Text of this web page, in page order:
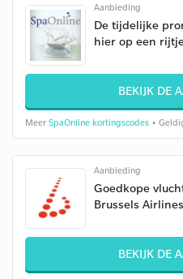
Aanbieding
De tijdelijke
hier op een
BEKIJK DE
Meer SpaOnline kortingscodes •
Aanbieding
Goedkope
Brussels Airlines
BEKIJK DE